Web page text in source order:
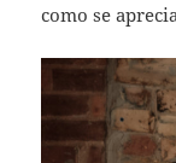
como se